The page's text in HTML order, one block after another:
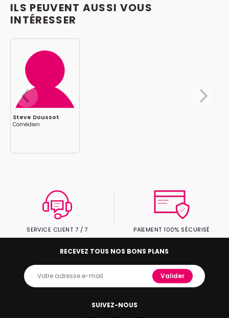
ILS PEUVENT AUSSI VOUS
INTÉRESSER
Steve Doussot
Comédien
SERVICE CLIENT 7 / 7 PAIEMENT 100% SÉCURISÉ
SUIVEZ-NOUS
RECEVEZ TOUS NOS BONS PLANS
Valider